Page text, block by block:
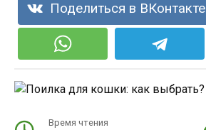
Поделиться в ВКонтакте
Время чтения